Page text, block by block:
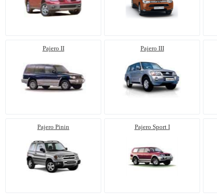
Pajero II Pajero III
Pajero Pinin Pajero Sport I